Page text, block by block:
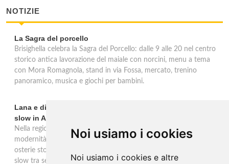
Noi usiamo i cookies
Noi usiamo i cookies e altre
NOTIZIE
La Sagra del porcello
Brisighella celebra la Sagra del Porcello: dalle 9 alle 20 nel centro
storico antica lavorazione del maiale con norcini, menu a tema
con Mora Romagnola, stand in via Fossa, mercato, trenino
panoramico, musica e giochi per bambini.
Lana e dintorni: Törggelen, vini d'eccellenza e vacanze
slow in Alto Adige
Nella regione di Lana in Alto Adige tradizione contadina e
modernità si fondono in un'esperienza autentica. Törggelen nelle
osterie storiche, vini da antiche tradizioni vitivinicole e vacanze
slow tra sentieri delle rogge e produttori locali.